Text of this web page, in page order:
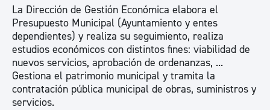
La Dirección de Gestión Económica elabora el
Presupuesto Municipal (Ayuntamiento y entes
dependientes) y realiza su seguimiento, realiza
estudios económicos con distintos fines: viabilidad de
nuevos servicios, aprobación de ordenanzas, ...
Gestiona el patrimonio municipal y tramita la
contratación pública municipal de obras, suministros y
servicios.